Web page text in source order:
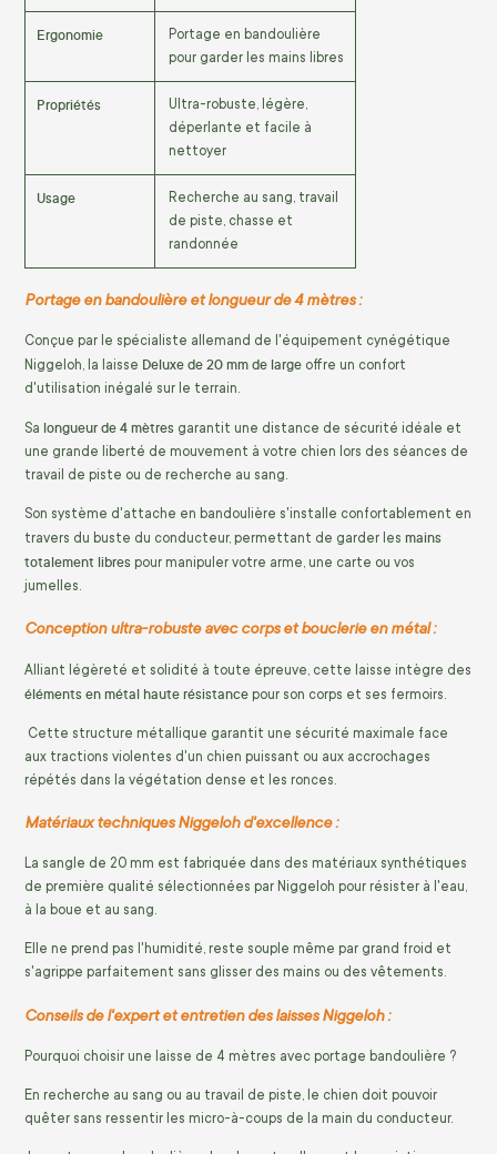
Ergonomie
Portage en bandoulière
pour garder les mains libres
Propriétés
Ultra-robuste, légère,
déperlante et facile à
nettoyer
Usage
Recherche au sang, travail
de piste, chasse et
randonnée
Portage en bandoulière et longueur de 4 mètres :
Conçue par le spécialiste allemand de l'équipement cynégétique
Niggeloh, la laisse Deluxe de 20 mm de large offre un confort
d'utilisation inégalé sur le terrain.
Sa longueur de 4 mètres garantit une distance de sécurité idéale et
une grande liberté de mouvement à votre chien lors des séances de
travail de piste ou de recherche au sang.
Son système d'attache en bandoulière s'installe confortablement en
travers du buste du conducteur, permettant de garder les mains
totalement libres pour manipuler votre arme, une carte ou vos
jumelles.
Conception ultra-robuste avec corps et bouclerie en métal :
Alliant légèreté et solidité à toute épreuve, cette laisse intègre des
éléments en métal haute résistance pour son corps et ses fermoirs.
Cette structure métallique garantit une sécurité maximale face
aux tractions violentes d'un chien puissant ou aux accrochages
répétés dans la végétation dense et les ronces.
Matériaux techniques Niggeloh d'excellence :
La sangle de 20 mm est fabriquée dans des matériaux synthétiques
de première qualité sélectionnées par Niggeloh pour résister à l'eau,
à la boue et au sang.
Elle ne prend pas l'humidité, reste souple même par grand froid et
s'agrippe parfaitement sans glisser des mains ou des vêtements.
Conseils de l'expert et entretien des laisses Niggeloh :
Pourquoi choisir une laisse de 4 mètres avec portage bandoulière ?
En recherche au sang ou au travail de piste, le chien doit pouvoir
quêter sans ressentir les micro-à-coups de la main du conducteur.